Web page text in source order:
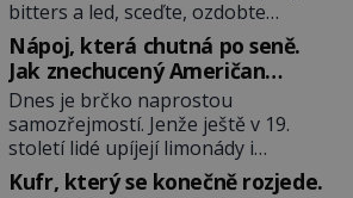
kořeny ve staré Číně a jeho historie
[…]
bitters a led, sceďte, ozdobte
koktejlovou třešinkou a tadá…
Manhattan je tu! A pokud to má být
skutečně on, dejte si pozor, ať
místo klasické americké rye
whiskey či klidně bourbonu
nepoužijete skotskou whisku. Co
se stane? Inu, koktejl bude stále
Nápoj, která chutná po seně.
Jak znechucený Američan
vymyslel brčko
Dnes je brčko naprostou
samozřejmostí. Jenže ještě v 19.
století lidé upíjejí limonády i
koktejly dutými stébly žita nebo
Kufr, který se konečně rozjede.